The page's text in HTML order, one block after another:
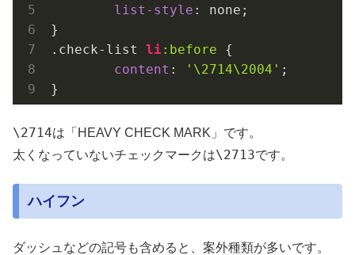
list-style : none;
.check-list
li :before {
content : '\2714\2004' ;
}
\2714は「HEAVY CHECK MARK」です。
太くなっていないチェックマークは\2713です。
ハイフン
ダッシュなどの記号も含めると、案外種類が多いです。